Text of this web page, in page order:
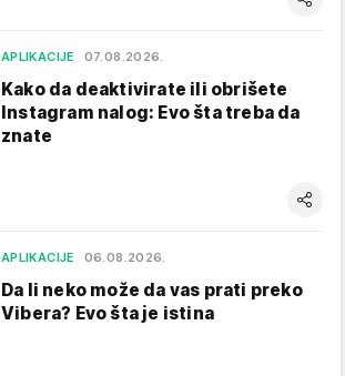
APLIKACIJE 07.08.2026.
Kako da deaktivirate ili obrišete
Instagram nalog: Evo šta treba da
znate
APLIKACIJE 06.08.2026.
Da li neko može da vas prati preko
Vibera? Evo šta je istina